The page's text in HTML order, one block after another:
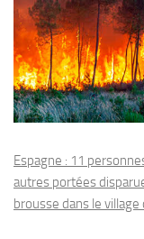
Espagne : 11
autres portées
brousse dans le village